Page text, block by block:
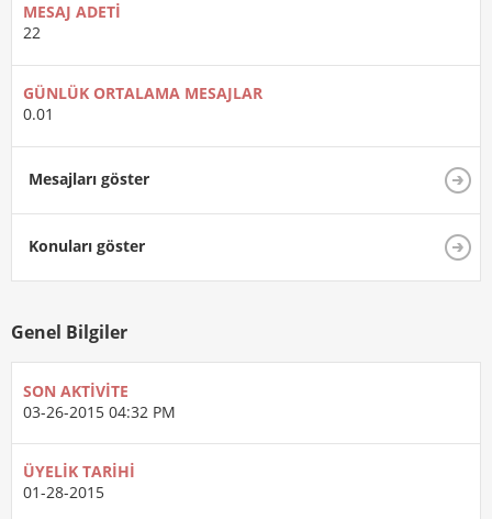
MESAJ ADETI
22
GÜNLÜK ORTALAMA MESAJLAR
0.01
Mesajları göster
Konuları göster
Genel Bilgiler
SON AKTIVITE
03-26-2015 04:32 PM
ÜYELIK TARIHI
01-28-2015